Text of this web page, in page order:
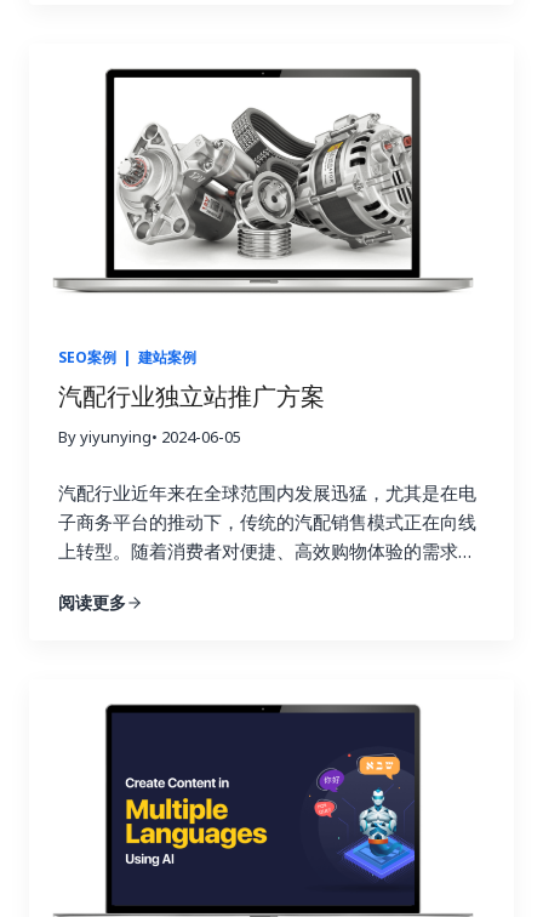
为农机企业系统性地制定出一整套行之有效的线上营
销推广解决方案。
SEO案例 | 建站案例
汽配行业独立站推广方案
By yiyunying• 2024-06-05
汽配行业近年来在全球范围内发展迅猛，尤其是在电
子商务平台的推动下，传统的汽配销售模式正在向线
上转型。随着消费者对便捷、高效购物体验的需求增
提升客户体验、扩展市场覆盖面。独立站不仅能够避
阅读更多